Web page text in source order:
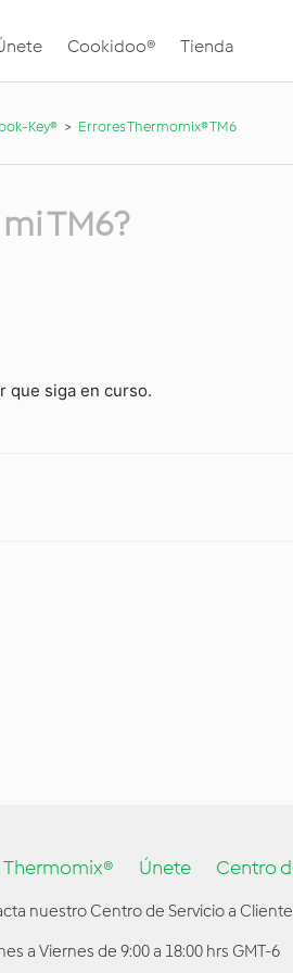
Cookidoo® Tienda
Key® Errores Thermomix® TM6
TM6?
que siga en curso.
Únete Centro
nuestro Centro de Servicio a
a Viernes de 9:00 a 18:00 hrs GMT-6